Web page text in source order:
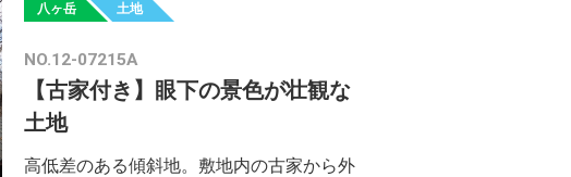
八ヶ岳 土地
NO.12-07215A
【古家付き】眼下の景色が壮観な
土地
高低差のある傾斜地。敷地内の古家から外